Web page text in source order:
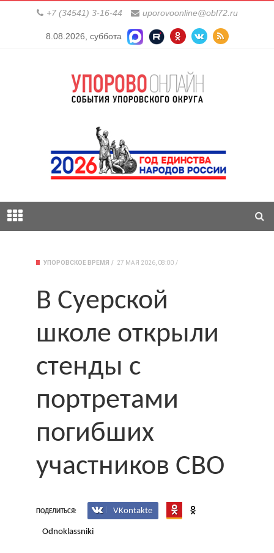
+7 (34541) 3-16-44 uporovoonline@obl72.ru
8.08.2026, суббота
УПОРОВСКОЕ ВРЕМЯ 27 МАЯ 2026, 08:00
В Суерской
школе открыли
стенды с
портретами
погибших
участников СВО
ПОДЕЛИТЬСЯ: VKontakte
Odnoklassniki